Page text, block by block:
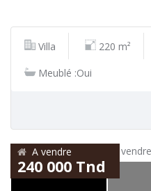
Villa 220 m²
Meublé :Oui
A vendre
240 000 Tnd